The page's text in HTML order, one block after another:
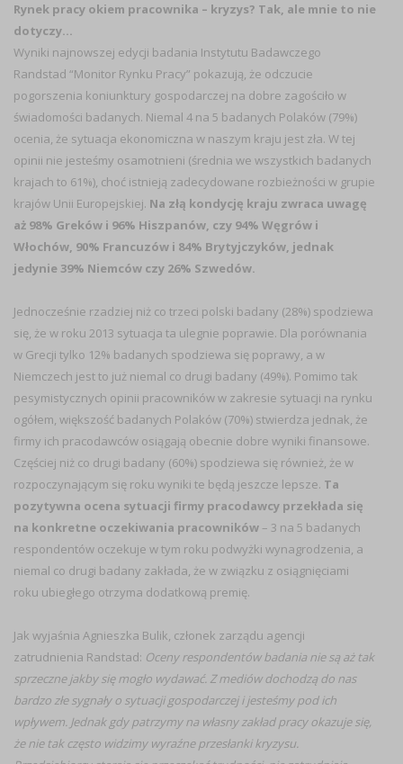
Rynek pracy okiem pracownika – kryzys? Tak, ale mnie to nie
dotyczy…
Wyniki najnowszej edycji badania Instytutu Badawczego
Randstad “Monitor Rynku Pracy” pokazują, że odczucie
pogorszenia koniunktury gospodarczej na dobre zagościło w
świadomości badanych. Niemal 4 na 5 badanych Polaków (79%)
ocenia, że sytuacja ekonomiczna w naszym kraju jest zła. W tej
opinii nie jesteśmy osamotnieni (średnia we wszystkich badanych
krajach to 61%), choć istnieją zadecydowane rozbieżności w grupie
krajów Unii Europejskiej. Na złą kondycję kraju zwraca uwagę
aż 98% Greków i 96% Hiszpanów, czy 94% Węgrów i
Włochów, 90% Francuzów i 84% Brytyjczyków, jednak
jedynie 39% Niemców czy 26% Szwedów.
Jednocześnie rzadziej niż co trzeci polski badany (28%) spodziewa
się, że w roku 2013 sytuacja ta ulegnie poprawie. Dla porównania
w Grecji tylko 12% badanych spodziewa się poprawy, a w
Niemczech jest to już niemal co drugi badany (49%). Pomimo tak
pesymistycznych opinii pracowników w zakresie sytuacji na rynku
ogółem, większość badanych Polaków (70%) stwierdza jednak, że
firmy ich pracodawców osiągają obecnie dobre wyniki finansowe.
Częściej niż co drugi badany (60%) spodziewa się również, że w
rozpoczynającym się roku wyniki te będą jeszcze lepsze. Ta
pozytywna ocena sytuacji firmy pracodawcy przekłada się
na konkretne oczekiwania pracowników – 3 na 5 badanych
respondentów oczekuje w tym roku podwyżki wynagrodzenia, a
niemal co drugi badany zakłada, że w związku z osiągnięciami
roku ubiegłego otrzyma dodatkową premię.
Jak wyjaśnia Agnieszka Bulik, członek zarządu agencji
zatrudnienia Randstad: Oceny respondentów badania nie są aż tak
sprzeczne jakby się mogło wydawać. Z mediów dochodzą do nas
bardzo złe sygnały o sytuacji gospodarczej i jesteśmy pod ich
wpływem. Jednak gdy patrzymy na własny zakład pracy okazuje się,
że nie tak często widzimy wyraźne przesłanki kryzysu.